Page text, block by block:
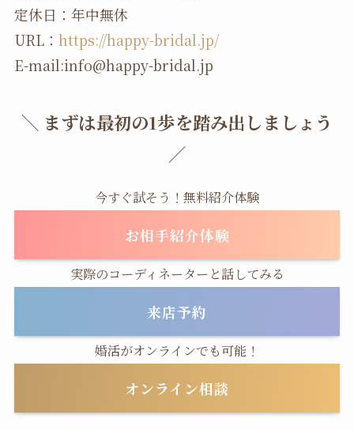
定休日：年中無休
URL： https://happy-bridal.jp/
E-mail:info@happy-bridal.jp
＼ まずは最初の1歩を踏み出しましょう
／
今すぐ試そう！無料紹介体験
お相手紹介体験
実際のコーディネーターと話してみる
来店予約
婚活がオンラインでも可能！
オンライン相談